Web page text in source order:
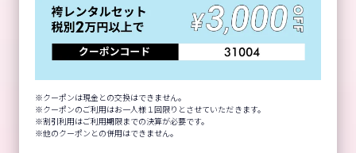
クーポンは現金との交換はできません。
クーポンのご利用はお一人様１回限りとさせていただきます。
割引利用はご利用期限までの決算が必要です。
他のクーポンとの併用はできません。